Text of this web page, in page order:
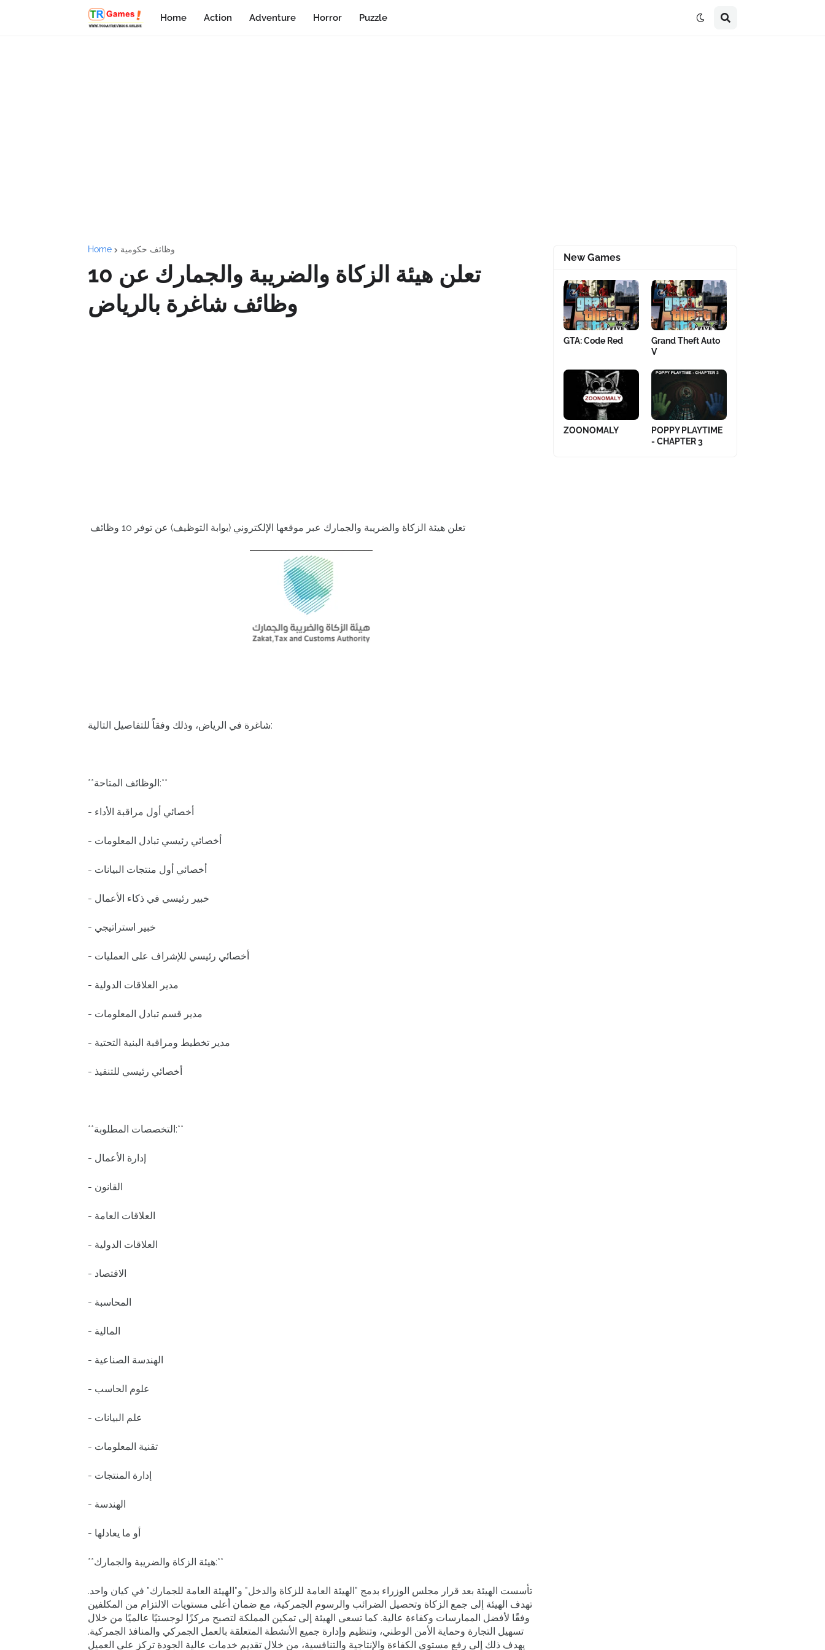
Home Action Adventure Horror Puzzle
Home وظائف حكومية
تعلن هيئة الزكاة والضريبة والجمارك عن 10
وظائف شاغرة بالرياض
شاغرة في الرياض، وذلك وفقاً للتفاصيل التالية:
**الوظائف المتاحة:**
- أخصائي أول مراقبة الأداء
- أخصائي رئيسي تبادل المعلومات
- أخصائي أول منتجات البيانات
- خبير رئيسي في ذكاء الأعمال
- خبير استراتيجي
- أخصائي رئيسي للإشراف على العمليات
- مدير العلاقات الدولية
- مدير قسم تبادل المعلومات
- مدير تخطيط ومراقبة البنية التحتية
- أخصائي رئيسي للتنفيذ
**التخصصات المطلوبة:**
- إدارة الأعمال
- القانون
- العلاقات العامة
- العلاقات الدولية
- الاقتصاد
- المحاسبة
- المالية
- الهندسة الصناعية
- علوم الحاسب
- علم البيانات
- تقنية المعلومات
- إدارة المنتجات
- الهندسة
- أو ما يعادلها
**هيئة الزكاة والضريبة والجمارك:**
تأسست الهيئة بعد قرار مجلس الوزراء بدمج "الهيئة العامة للزكاة والدخل" و"الهيئة العامة للجمارك" في كيان واحد.
تهدف الهيئة إلى جمع الزكاة وتحصيل الضرائب والرسوم الجمركية، مع ضمان أعلى مستويات الالتزام من المكلفين
وفقًا لأفضل الممارسات وكفاءة عالية. كما تسعى الهيئة إلى تمكين المملكة لتصبح مركزًا لوجستيًا عالميًا من خلال
تسهيل التجارة وحماية الأمن الوطني، وتنظيم وإدارة جميع الأنشطة المتعلقة بالعمل الجمركي والمنافذ الجمركية.
يهدف ذلك إلى رفع مستوى الكفاءة والإنتاجية والتنافسية، من خلال تقديم خدمات عالية الجودة تركز على العميل
New Games
GTA: Code Red
Grand Theft Auto
V
ZOONOMALY
POPPY PLAYTIME
- CHAPTER 3